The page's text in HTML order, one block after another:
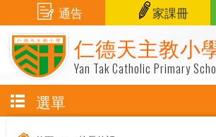
仁德天主教小
Yan Tak Catholic Primary
通告 家課冊
選單